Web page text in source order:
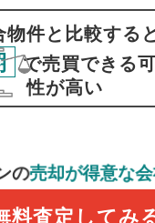
物件と比較する
で売買できる
性が高い
の売却が得意な
料査定 してみ